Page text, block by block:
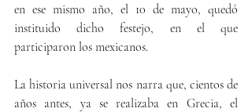
en ese mismo año, el 10 de mayo, quedó
instituido dicho festejo, en el que
participaron los mexicanos.
La historia universal nos narra que, cientos de
años antes, ya se realizaba en Grecia, el